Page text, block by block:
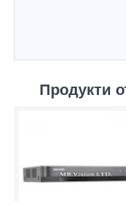
Продукти